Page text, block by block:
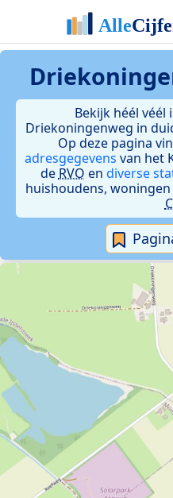
Bekijk héél
Driekoningenweg in
Op deze pagina
adresgegevens van het
de RVO en diverse
huishoudens,